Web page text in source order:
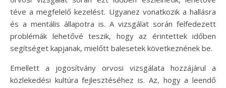
téve a megfelelő kezelést. Ugyanez vonatkozik a hallásra
és a mentális állapotra is. A vizsgálat során felfedezett
problémák lehetővé teszik, hogy az érintettek időben
segítséget kapjanak, mielőtt balesetek következnének be.
Emellett a jogosítvány orvosi vizsgálata hozzájárul a
közlekedési kultúra fejlesztéséhez is. Az, hogy a leendő